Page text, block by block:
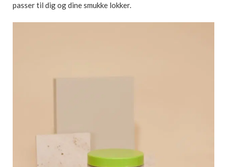
passer til dig og dine smukke lokker.